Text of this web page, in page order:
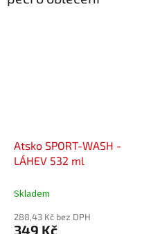
Atsko SPORT-WASH -
LÁHEV 532 ml
Skladem
288,43 Kč bez DPH
349 Kč